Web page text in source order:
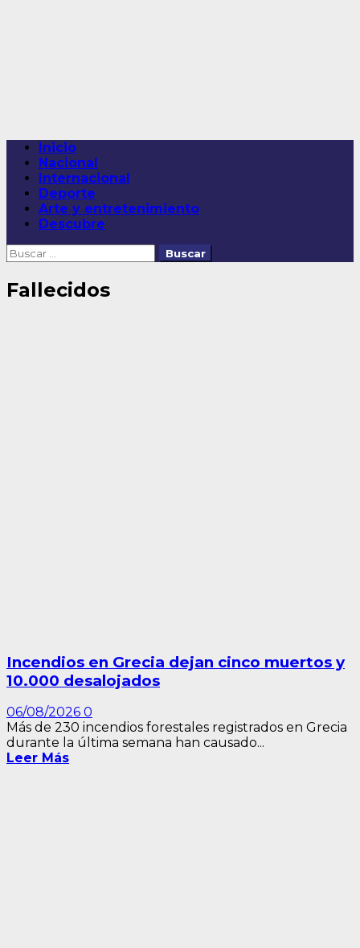
Menú
principal
Inicio
Nacional
Internacional
Deporte
Arte y entretenimiento
Descubre
Buscar:
Fallecidos
Incendios en Grecia dejan cinco muertos y
10.000 desalojados
06/08/2026 0
Más de 230 incendios forestales registrados en Grecia
durante la última semana han causado...
Leer Más